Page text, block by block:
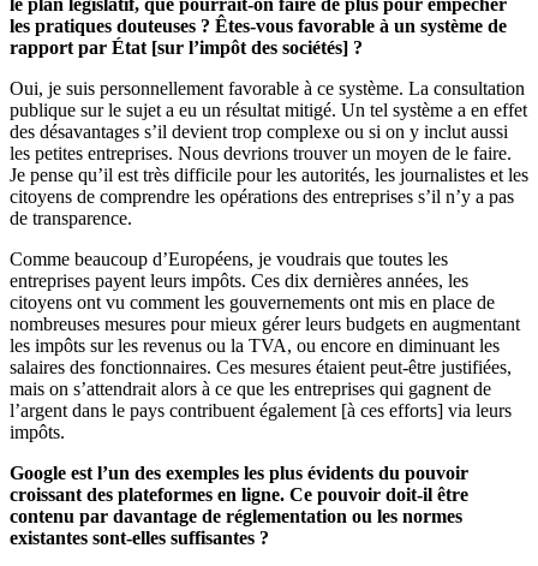
les pratiques douteuses ? Êtes-vous favorable à un système de
rapport par État [sur l’impôt des sociétés] ?
Oui, je suis personnellement favorable à ce système. La consultation
publique sur le sujet a eu un résultat mitigé. Un tel système a en effet
des désavantages s’il devient trop complexe ou si on y inclut aussi
les petites entreprises. Nous devrions trouver un moyen de le faire.
Je pense qu’il est très difficile pour les autorités, les journalistes et les
citoyens de comprendre les opérations des entreprises s’il n’y a pas
de transparence.
Comme beaucoup d’Européens, je voudrais que toutes les
entreprises payent leurs impôts. Ces dix dernières années, les
citoyens ont vu comment les gouvernements ont mis en place de
nombreuses mesures pour mieux gérer leurs budgets en augmentant
les impôts sur les revenus ou la TVA, ou encore en diminuant les
salaires des fonctionnaires. Ces mesures étaient peut-être justifiées,
mais on s’attendrait alors à ce que les entreprises qui gagnent de
l’argent dans le pays contribuent également [à ces efforts] via leurs
impôts.
Google est l’un des exemples les plus évidents du pouvoir
croissant des plateformes en ligne. Ce pouvoir doit-il être
contenu par davantage de réglementation ou les normes
existantes sont-elles suffisantes ?